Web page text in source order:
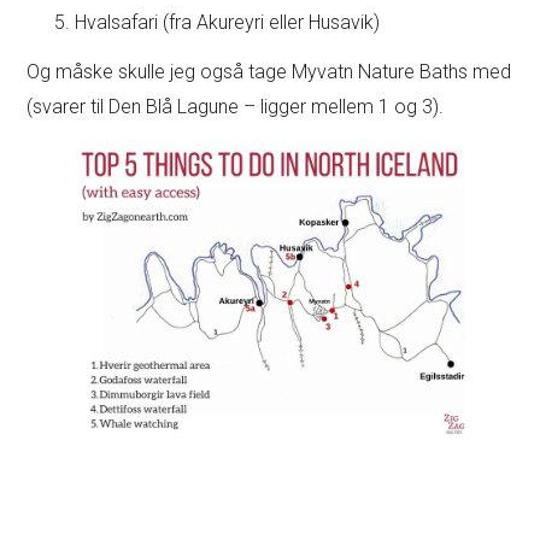
Hvalsafari (fra Akureyri eller Husavik)
Og måske skulle jeg også tage Myvatn Nature Baths med
(svarer til Den Blå Lagune – ligger mellem 1 og 3).